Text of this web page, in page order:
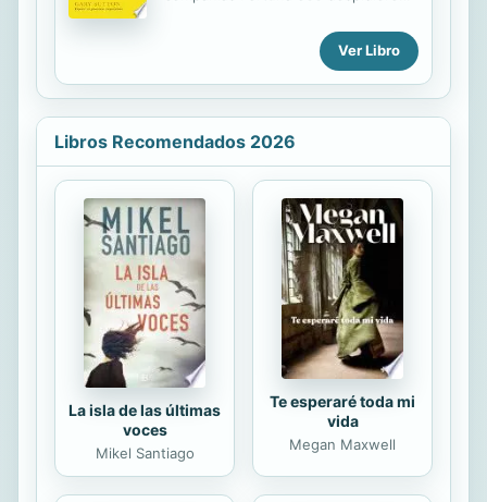
las últimas dos décadas. Las
bancarrotas y los fraudes abundan.
En el tumultuoso ambiente de los
negocios de la actualidad, los
que sea apropiada y concisa, una
metáfora única y memorable y que
se salga de lo común. Precisamente
eso es lo que Canarios empresariales
conjuga. Hay una escasez de libros
de negocios que ofrecen esa guía.
Se necesita un tema oportuno, una
metáfora pegajosa y una
mercadotecnia fuera de lo...
Ver Libro
Libros Recomendados 2026
La isla de las últimas
voces
Mikel Santiago
Te esperaré toda mi
vida
Megan Maxwell